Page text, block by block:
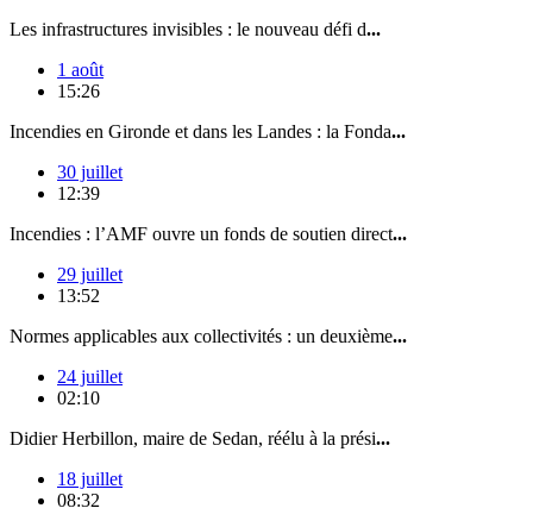
Les infrastructures invisibles : le nouveau défi d...
1 août
15:26
Incendies en Gironde et dans les Landes : la Fonda...
30 juillet
12:39
Incendies : l’AMF ouvre un fonds de soutien direct...
29 juillet
13:52
Normes applicables aux collectivités : un deuxième...
24 juillet
02:10
Didier Herbillon, maire de Sedan, réélu à la prési...
18 juillet
08:32